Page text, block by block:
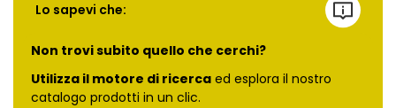
Lo sapevi che:
Non trovi subito quello che cerchi?
Utilizza il motore di ricerca ed esplora il nostro
catalogo prodotti in un clic.